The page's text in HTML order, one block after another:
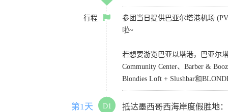
行程
参团当日提供巴亚尔塔港机场
啦~
若想要游览巴亚以塔港，巴亚尔
Community Center、Barber &
Blondies Loft + Slushbar和
第1天 D1 抵达墨西哥西海岸度假胜地：